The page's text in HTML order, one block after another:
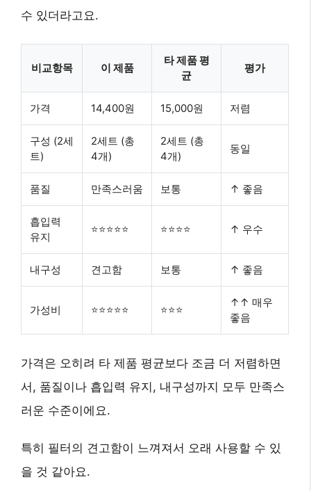
수 있더라고요.
비교항목 이 제품
타 제품 평
균
평가
가격 14,400원 15,000원 저렴
구성 (2세
트)
2세트 (총
4개)
2세트 (총
4개)
동일
품질 만족스러움 보통 ↑ 좋음
흡입력
유지
⭐⭐⭐⭐⭐ ⭐⭐⭐⭐ ↑ 우수
내구성 견고함 보통 ↑ 좋음
가성비 ⭐⭐⭐⭐⭐ ⭐⭐⭐
↑↑ 매우
좋음
가격은 오히려 타 제품 평균보다 조금 더 저렴하면
서, 품질이나 흡입력 유지, 내구성까지 모두 만족스
러운 수준이에요.
특히 필터의 견고함이 느껴져서 오래 사용할 수 있
을 것 같아요.